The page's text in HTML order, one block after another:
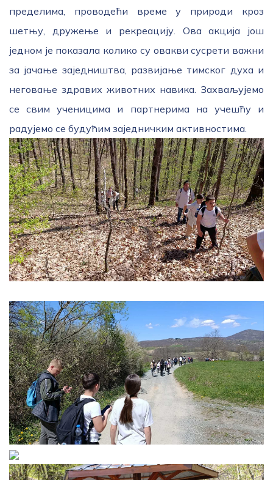
пределима, проводећи време у природи кроз
шетњу, дружење и рекреацију. Ова акција још
једном је показала колико су овакви сусрети важни
за јачање заједништва, развијање тимског духа и
неговање здравих животних навика. Захваљујемо
се свим ученицима и партнерима на учешћу и
радујемо се будућим заједничким активностима.